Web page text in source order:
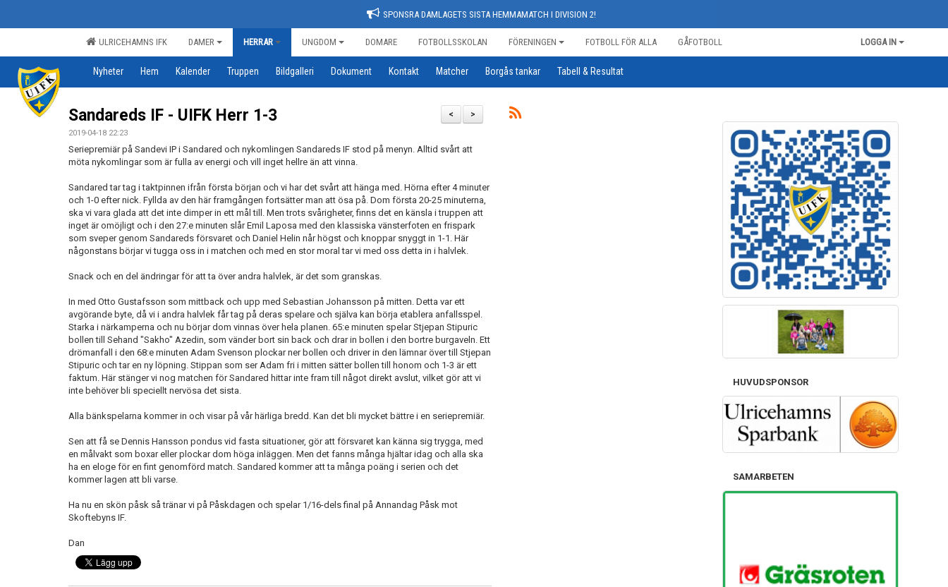
SPONSRA DAMLAGETS SISTA HEMMAMATCH I DIVISION 2!
ULRICEHAMNS IFK DAMER HERRAR UNGDOM DOMARE FOTBOLLSSKOLAN FÖRENINGEN FOTBOLL FÖR ALLA GÅFOTBOLL LOGGA IN
Nyheter Hem Kalender Truppen Bildgalleri Dokument Kontakt Matcher Borgås tankar Tabell & Resultat
>
<
Sandareds IF - UIFK Herr 1-3
2019-04-18 22:23
Seriepremiär på Sandevi IP i Sandared och nykomlingen Sandareds IF stod på menyn. Alltid svårt att
möta nykomlingar som är fulla av energi och vill inget hellre än att vinna.
Sandared tar tag i taktpinnen ifrån första början och vi har det svårt att hänga med. Hörna efter 4 minuter
och 1-0 efter nick. Fyllda av den här framgången fortsätter man att ösa på. Dom första 20-25 minuterna,
ska vi vara glada att det inte dimper in ett mål till. Men trots svårigheter, finns det en känsla i truppen att
inget är omöjligt och i den 27:e minuten slår Emil Laposa med den klassiska vänsterfoten en frispark
som sveper genom Sandareds försvaret och Daniel Helin når högst och knoppar snyggt in 1-1. Här
någonstans börjar vi tugga oss in i matchen och med en stor moral tar vi med oss detta in i halvlek.
Snack och en del ändringar för att ta över andra halvlek, är det som granskas.
In med Otto Gustafsson som mittback och upp med Sebastian Johansson på mitten. Detta var ett
avgörande byte, då vi i andra halvlek får tag på deras spelare och själva kan börja etablera anfallsspel.
Starka i närkamperna och nu börjar dom vinnas över hela planen. 65:e minuten spelar Stjepan Stipuric
bollen till Sehand "Sakho" Azedin, som vänder bort sin back och drar in bollen i den bortre burgaveln. Ett
drömanfall i den 68:e minuten Adam Svenson plockar ner bollen och driver in den lämnar över till Stjepan
Stipuric och tar en ny löpning. Stippan som ser Adam fri i mitten sätter bollen till honom och 1-3 är ett
faktum. Här stänger vi nog matchen för Sandared hittar inte fram till något direkt avslut, vilket gör att vi
inte behöver bli speciellt nervösa det sista.
Alla bänkspelarna kommer in och visar på vår härliga bredd. Kan det bli mycket bättre i en seriepremiär.
Sen att få se Dennis Hansson pondus vid fasta situationer, gör att försvaret kan känna sig trygga, med
en målvakt som boxar eller plockar dom höga inläggen. Men det fanns många hjältar idag och alla ska
ha en eloge för en fint genomförd match. Sandared kommer att ta många poäng i serien och det
kommer lagen att bli varse.
Ha nu en skön påsk så tränar vi på Påskdagen och spelar 1/16-dels final på Annandag Påsk mot
Skoftebyns IF.
Dan
HUVUDSPONSOR
SAMARBETEN